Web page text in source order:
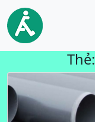
Thẻ: